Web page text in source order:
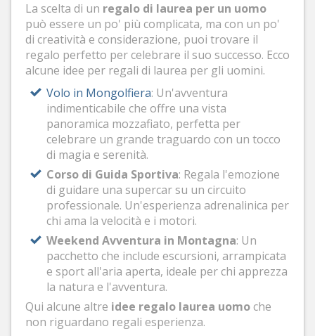
La scelta di un regalo di laurea per un uomo
può essere un po' più complicata, ma con un po'
di creatività e considerazione, puoi trovare il
regalo perfetto per celebrare il suo successo. Ecco
alcune idee per regali di laurea per gli uomini.
Volo in Mongolfiera: Un'avventura
indimenticabile che offre una vista
panoramica mozzafiato, perfetta per
celebrare un grande traguardo con un tocco
di magia e serenità.
Corso di Guida Sportiva: Regala l'emozione
di guidare una supercar su un circuito
professionale. Un'esperienza adrenalinica per
chi ama la velocità e i motori.
Weekend Avventura in Montagna: Un
pacchetto che include escursioni, arrampicata
e sport all'aria aperta, ideale per chi apprezza
la natura e l'avventura.
Qui alcune altre idee regalo laurea uomoche
non riguardano regali esperienza.